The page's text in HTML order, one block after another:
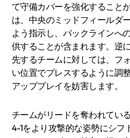
て守備カバーを強化すること
は、中央のミッドフィールダ
よう指示し、バックラインへ
供することが含まれます。逆
先するチームに対しては、フ
い位置でプレスするように調
アッププレイを妨害します。
チームがリードを奪われてい
4-1をより攻撃的な姿勢にシフ